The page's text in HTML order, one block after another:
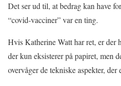
Det ser ud til, at bedrag kan have
“covid-vacciner” var en ting.
Hvis Katherine Watt har ret, er der
der kun eksisterer på papiret, men
overvåger de tekniske aspekter, der